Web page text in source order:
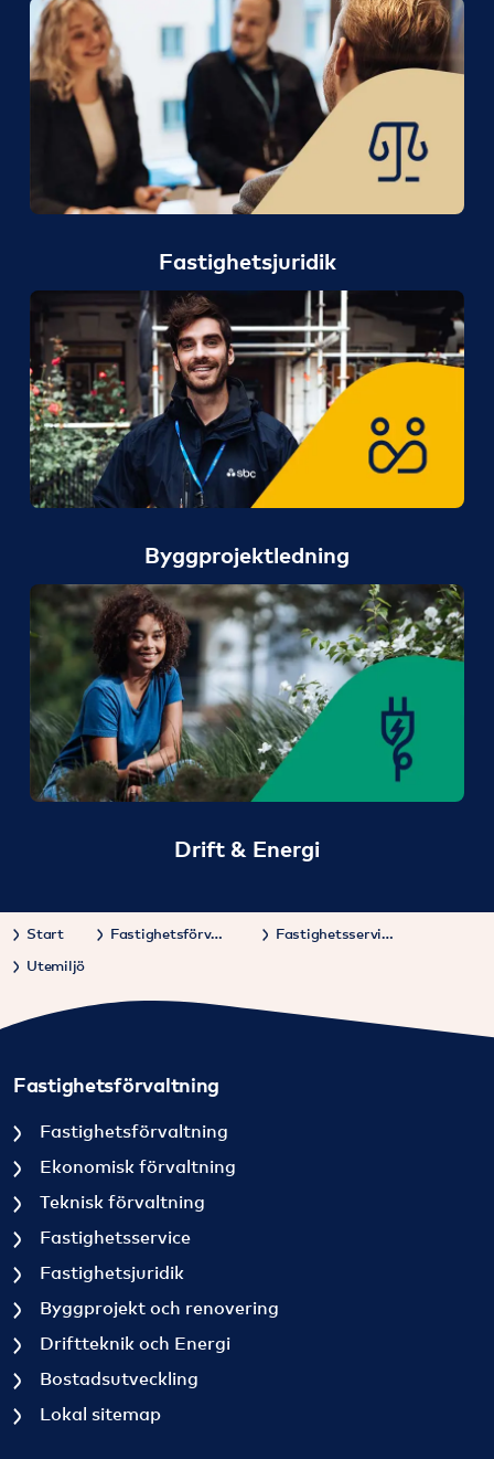
Fastighetsjuridik
Byggprojektledning
Drift & Energi
Start Fastighetsförvaltning
Fastighetsservice
Utemiljö
Fastighetsförvaltning
Fastighetsförvaltning
Ekonomisk förvaltning
Teknisk förvaltning
Fastighetsservice
Fastighetsjuridik
Byggprojekt och renovering
Driftteknik och Energi
Bostadsutveckling
Lokal sitemap